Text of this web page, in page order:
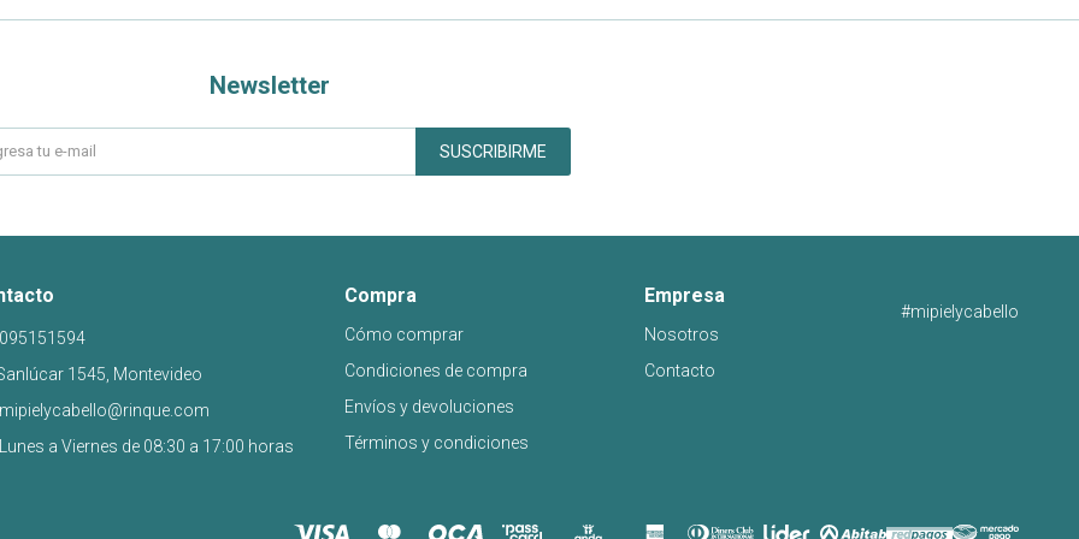
095151594
1545, Montevideo
mipielycabello@rinque.com
Lunes a Viernes de 08:30 a 17:00 horas
Empresa
Nosotros
Contacto
Compra
Cómo comprar
Condiciones de compra
Envíos y devoluciones
Términos y condiciones
#mipielycabello
Newsletter
SUSCRIBIRME